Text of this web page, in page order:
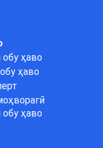
ҳаво
ҳаво
ҳаво